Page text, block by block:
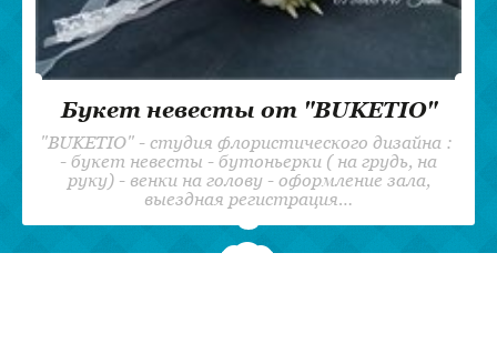
Букет невесты от "BUKETIO"
"BUKETIO" - студия флористического дизайна :
- букет невесты - бутоньерки ( на грудь, на
руку) - венки на голову - оформление зала,
выездная регистрация…